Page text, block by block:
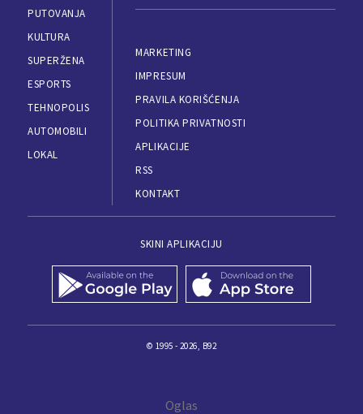
PUTOVANJA
KULTURA
SUPERŽENA
ESPORTS
TEHNOPOLIS
AUTOMOBILI
LOKAL
MARKETING
IMPRESUM
PRAVILA KORIŠĆENJA
POLITIKA PRIVATNOSTI
APLIKACIJE
RSS
KONTAKT
SKINI APLIKACIJU
© 1995 - 2026, B92